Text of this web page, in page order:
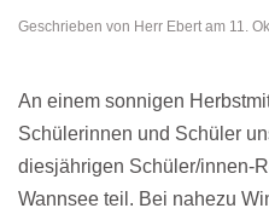
Geschrieben von Herr Ebertam 11.
An einem sonnigen
Schülerinnen und Schüler
diesjährigen Schüler/innen-
Wannsee teil. Bei nahezu